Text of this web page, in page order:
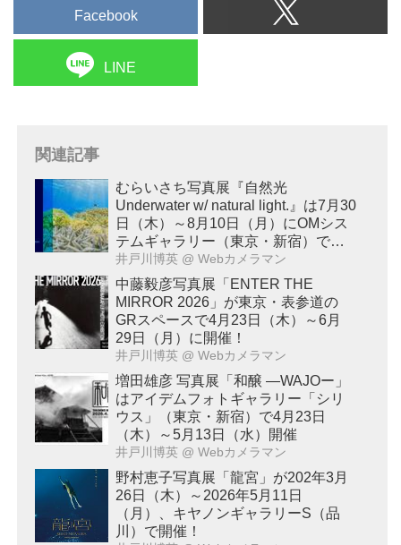
Facebook
LINE
関連記事
むらいさち写真展『自然光
Underwater w/ natural light.』は7月30
日（木）～8月10日（月）にOMシス
テムギャラリー（東京・新宿）で開
催！
井戸川博英 @ Webカメラマン
中藤毅彦写真展「ENTER THE
MIRROR 2026」が東京・表参道の
GRスペースで4月23日（木）～6月
29日（月）に開催！
井戸川博英 @ Webカメラマン
増田雄彦 写真展「和醸 ―WAJOー」
はアイデムフォトギャラリー「シリ
ウス」（東京・新宿）で4月23日
（木）～5月13日（水）開催
井戸川博英 @ Webカメラマン
野村恵子写真展「龍宮」が202年3月
26日（木）～2026年5月11日
（月）、キヤノンギャラリーS（品
川）で開催！